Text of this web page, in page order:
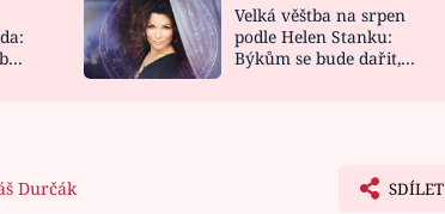
NOVINKY
VIDEORECEPTY
Velká věštba na srpen
podle Helen Stanku:
Býkům se bude dařit,
Durčák SDÍLET